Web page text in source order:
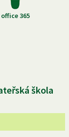
office 365
škola